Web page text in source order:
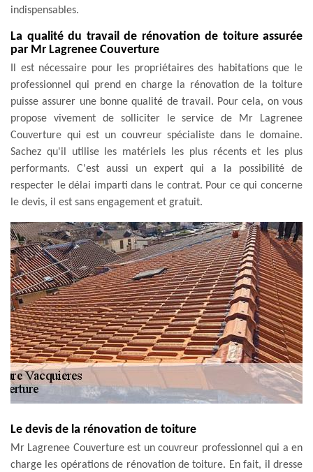
indispensables.
La qualité du travail de rénovation de toiture assurée
par Mr Lagrenee Couverture
Il est nécessaire pour les propriétaires des habitations que le
professionnel qui prend en charge la rénovation de la toiture
puisse assurer une bonne qualité de travail. Pour cela, on vous
propose vivement de solliciter le service de Mr Lagrenee
Couverture qui est un couvreur spécialiste dans le domaine.
Sachez qu'il utilise les matériels les plus récents et les plus
performants. C'est aussi un expert qui a la possibilité de
respecter le délai imparti dans le contrat. Pour ce qui concerne
le devis, il est sans engagement et gratuit.
Le devis de la rénovation de toiture
Mr Lagrenee Couverture est un couvreur professionnel qui a en
charge les opérations de rénovation de toiture. En fait, il dresse